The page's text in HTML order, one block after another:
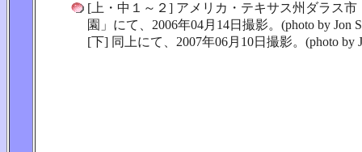
[上・中１～２] アメリカ・テキサス州ダラス市
園」にて、2006年04月14日撮影。(photo by Jon
[下] 同上にて、2007年06月10日撮影。(photo by